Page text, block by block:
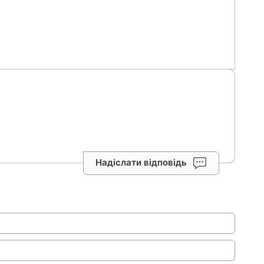
Надіслати відповідь